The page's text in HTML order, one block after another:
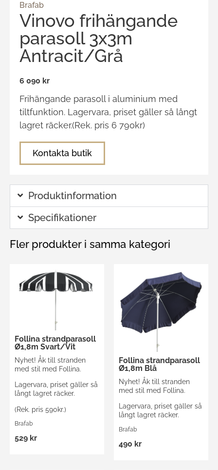
Brafab
Vinovo frihängande
parasoll 3x3m
Antracit/Grå
6 090 kr
Frihängande parasoll i aluminium med
tiltfunktion. Lagervara, priset gäller så långt
lagret räcker.(Rek. pris 6 790kr)
Kontakta butik
Produktinformation
Specifikationer
Fler produkter i samma kategori
Follina strandparasoll
Ø1,8m Svart/Vit
Nyhet! Åk till stranden
med stil med Follina.
Lagervara, priset gäller så
långt lagret räcker.
(Rek. pris 590kr.)
Brafab
529 kr
Follina strandparasoll
Ø1,8m Blå
Nyhet! Åk till stranden
med stil med Follina.
Lagervara, priset gäller så
långt lagret räcker.
Brafab
490 kr